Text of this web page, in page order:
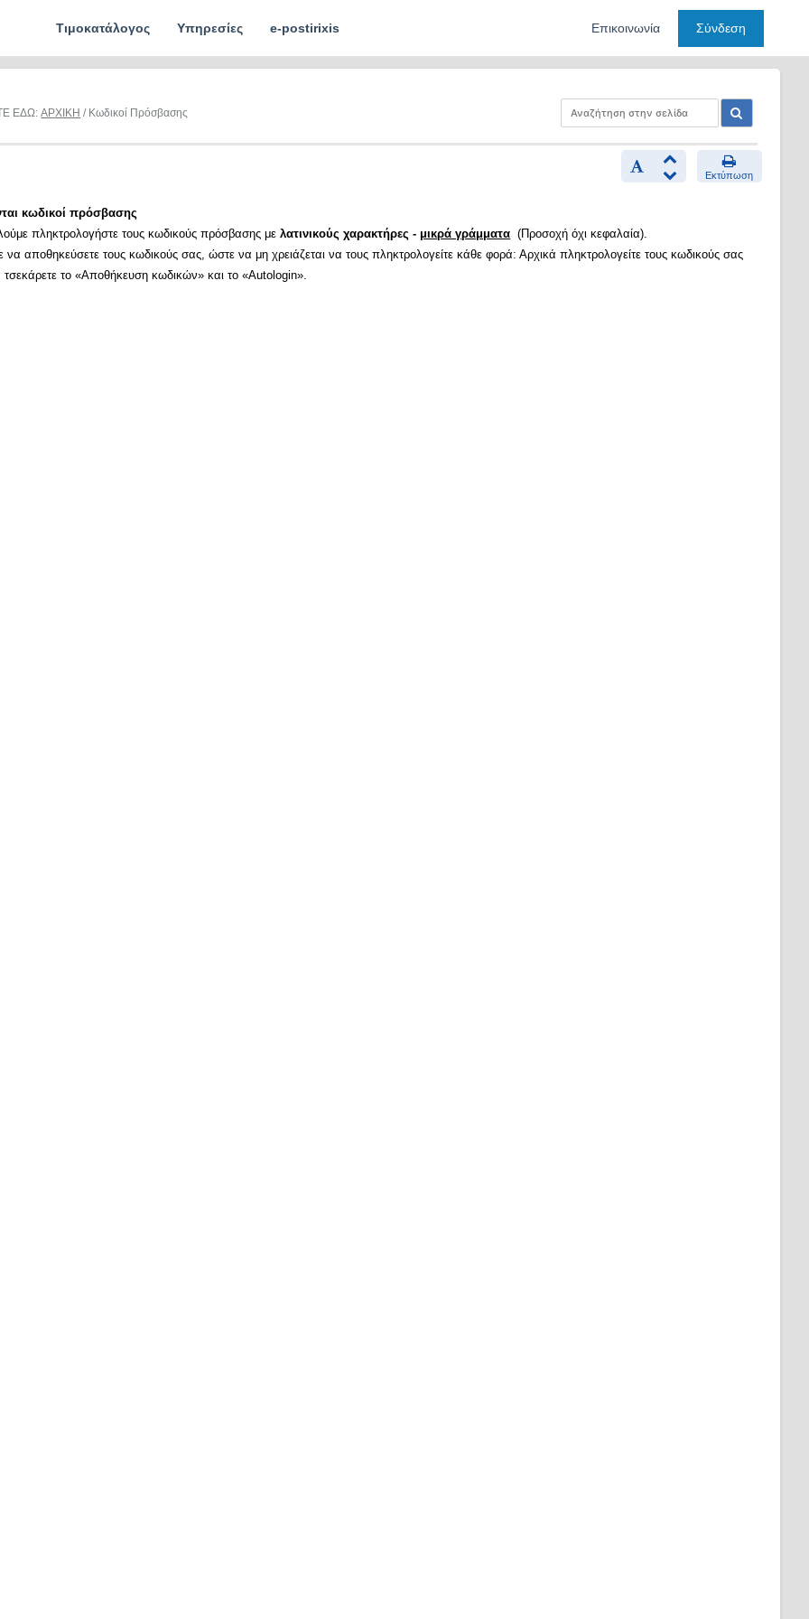
Τιμοκατάλογος Υπηρεσίες e-postirixis Επικοινωνία Σύνδεση
ΕΔΩ:ΑΡΧΙΚΗ / Κωδικοί Πρόσβασης
Εκτύπωση
κωδικοί πρόσβασης
πληκτρολογήστε τους κωδικούς πρόσβασης μελατινικούς χαρακτήρες - μικρά γράμματα (Προσοχή όχι κεφαλαία).
να αποθηκεύσετε τους κωδικούς σας, ώστε να μη χρειάζεται να τους πληκτρολογείτε κάθε φορά: Αρχικά πληκτρολογείτε τους κωδικούς σας
τσεκάρετε το «Αποθήκευση κωδικών» και το «Autologin».